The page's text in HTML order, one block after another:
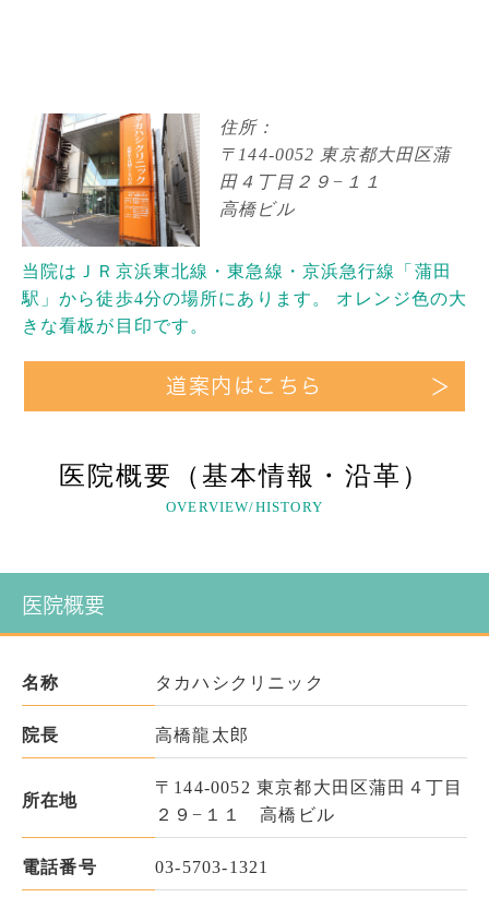
住所：
〒144-0052 東京都大田区蒲
田４丁目２９−１１
高橋ビル
当院はＪＲ京浜東北線・東急線・京浜急行線「蒲田
駅」から徒歩4分の場所にあります。 オレンジ色の大
きな看板が目印です。
道案内はこちら
医院概要（基本情報・沿革）
OVERVIEW/HISTORY
医院概要
名称 タカハシクリニック
院長 高橋龍太郎
所在地
〒144-0052 東京都大田区蒲田４丁目
２９−１１ 高橋ビル
電話番号 03-5703-1321